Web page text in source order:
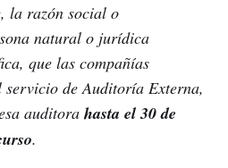
la razón social o
natural o jurídica
que las compañías
de Auditoría Externa,
auditora hasta el 30 de
.